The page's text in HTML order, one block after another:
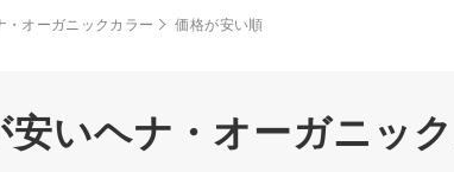
・オーガニックカラー 価格が安い順
いヘナ・オーガニッ